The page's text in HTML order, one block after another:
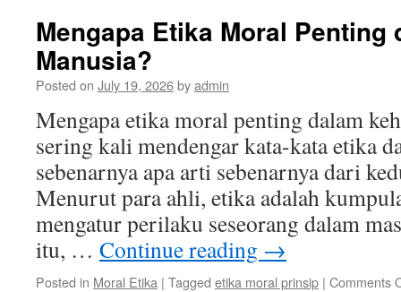
dan
Mengapa Etika Moral Penting
Manusia?
Posted on July 19, 2026byadmin
Mengapa etika moral penting dalam
sering kali mendengar kata-kata etika
sebenarnya apa arti sebenarnya dari
Menurut para ahli, etika adalah
mengatur perilaku seseorang dalam
itu, … Continue reading →
Posted in Moral Etika | Tagged etika moral prinsip | Comments